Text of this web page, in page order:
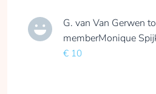
G. van Van Gerwen
memberMonique
€ 10